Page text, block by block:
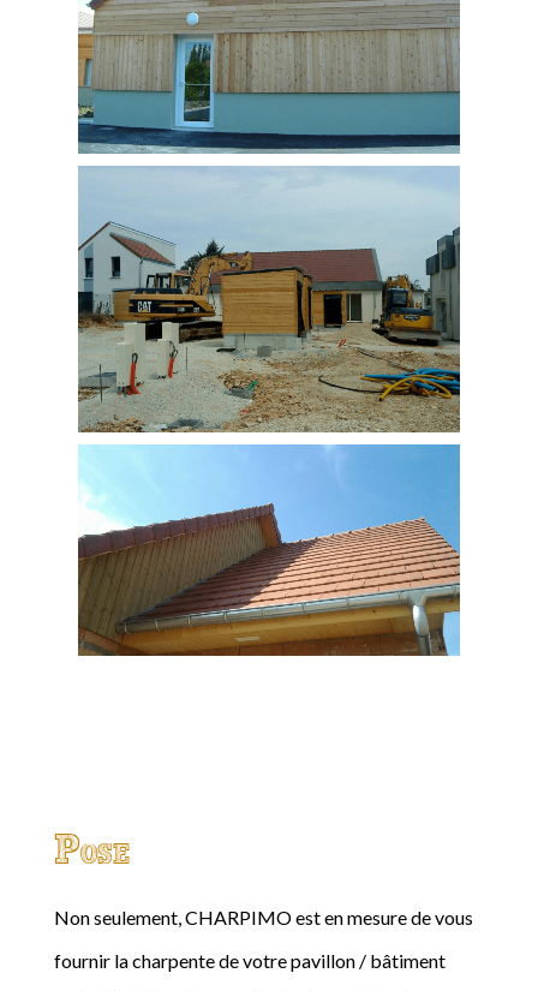
Pose
Non seulement, CHARPIMO est en mesure de vous
fournir la charpente de votre pavillon / bâtiment